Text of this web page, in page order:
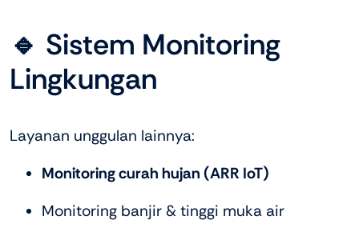
🔹 Sistem Monitoring
Lingkungan
Layanan unggulan lainnya:
Monitoring curah hujan (ARR IoT)
Monitoring banjir & tinggi muka air